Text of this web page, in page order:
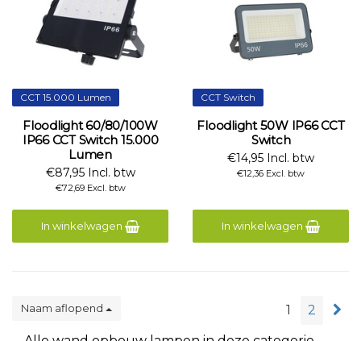
CCT 15.000 Lumen
Floodlight 60/80/100W
IP66 CCT Switch 15.000
Lumen
€87,95 Incl. btw
€72,69 Excl. btw
In winkelwagen
CCT Switch
Floodlight 50W IP66 CCT
Switch
€14,95 Incl. btw
€12,36 Excl. btw
In winkelwagen
Naam aflopend 1
2